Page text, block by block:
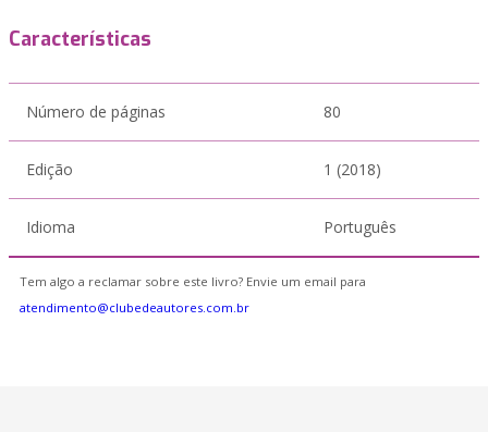
Características
Número de páginas 80
Edição 1 (2018)
Idioma Português
Tem algo a reclamar sobre este livro? Envie um email para
atendimento@clubedeautores.com.br